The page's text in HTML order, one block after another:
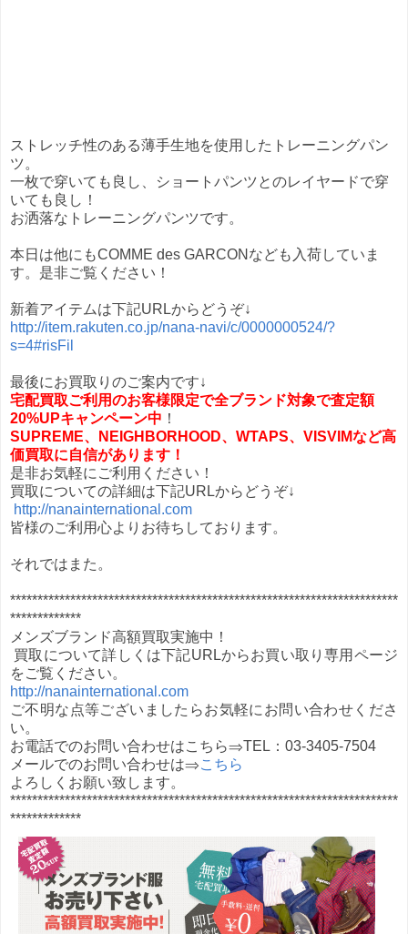
ストレッチ性のある薄手生地を使用したトレーニングパン
ツ。
一枚で穿いても良し、ショートパンツとのレイヤードで穿
いても良し！
お洒落なトレーニングパンツです。
本日は他にもCOMME des GARCONなども入荷していま
す。是非ご覧ください！
新着アイテムは下記URLからどうぞ↓
http://item.rakuten.co.jp/nana-navi/c/0000000524/?
s=4#risFil
最後にお買取りのご案内です↓
宅配買取ご利用のお客様限定で全ブランド対象で査定額
20%UPキャンペーン中 ！
SUPREME、NEIGHBORHOOD、WTAPS、VISVIMなど高
価買取に自信があります！
是非お気軽にご利用ください！
買取についての詳細は下記URLからどうぞ↓
http://nanainternational.com
皆様のご利用心よりお待ちしております。
それではまた。
***********************************************************************
*************
メンズブランド高額買取実施中！
買取について詳しくは下記URLからお買い取り専用ページ
をご覧ください。
http://nanainternational.com
ご不明な点等ございましたらお気軽にお問い合わせくださ
い。
お電話でのお問い合わせはこちら⇒TEL：03-3405-7504
メールでのお問い合わせは⇒こちら
よろしくお願い致します。
***********************************************************************
*************